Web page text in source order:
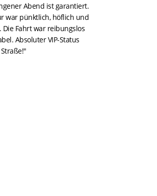
Abend ist garantiert.
war pünktlich, höflich und
Die Fahrt war reibungslos
Absoluter VIP-Status